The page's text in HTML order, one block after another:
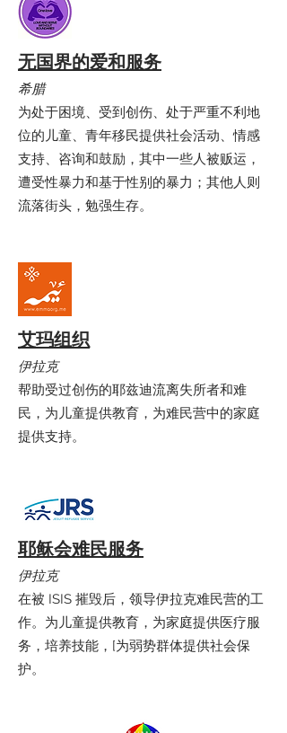
无国界的爱和服务
希腊
为处于困境、受到创伤、处于严重不利地
位的儿童、青年移民提供社会活动、情感
支持、咨询和鼓励，其中一些人被贩运，
遭受性暴力和基于性别的暴力；其他人则
流落街头，勉强生存。
艾玛组织
伊拉克
帮助受过创伤的耶兹迪流离失所者和难
民，为儿童提供教育，为难民营中的家庭
提供支持。
耶稣会难民服务
伊拉克
在被 ISIS 摧毁后，领导伊拉克难民营的工
作。为儿童提供教育，为家庭提供医疗服
务，培养技能，[为弱势群体提供社会保
护。